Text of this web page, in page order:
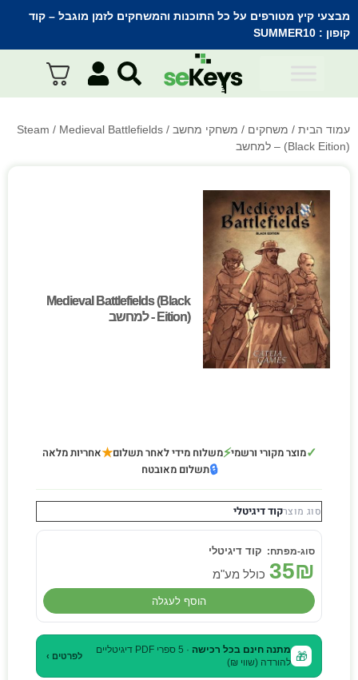
מבצעי קיץ מטורפים על כל התוכנות והמשחקים לזמן מוגבל – קוד
קופון : SUMMER10
עמוד הבית / משחקים / משחקי מחשב /
Steam / Medieval Battlefields
(Black Eition) – למחשב
Medieval Battlefields (Black
Eition) - למחשב
Medieval Battlefields (Black
Eition) - למחשב
✓מוצר מקורי ורשמי⚡משלוח מידי לאחר תשלום★אחריות מלאה
🔒תשלום מאובטח
סוג מוצרקוד דיגיטלי
קוד דיגיטלי
35₪ כולל מע"מ
הוסף לעגלה
🎁 מתנה חינם בכל רכישה
· 5 ספרי PDF דיגיטליים
להורדה (שווי ₪)
לפרטים ›